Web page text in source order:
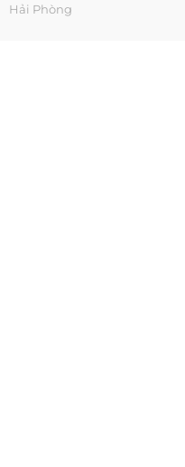
Hải Phòng